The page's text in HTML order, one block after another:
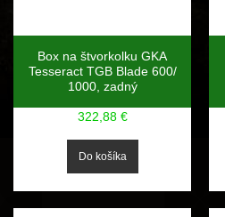
Box na štvorkolku GKA
Tesseract TGB Blade 600/
1000, zadný
322,88 €